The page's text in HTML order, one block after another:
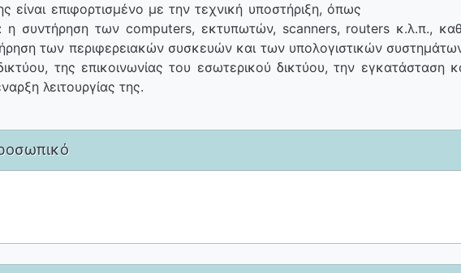
είναι επιφορτισμένο με την τεχνική υποστήριξη, όπως
η συντήρηση των computers, εκτυπωτών, scanners, routers κ.λ.π.,
των περιφερειακών συσκευών και των υπολογιστικών
της επικοινωνίας του εσωτερικού δικτύου, την εγκατάσταση
λειτουργίας της.